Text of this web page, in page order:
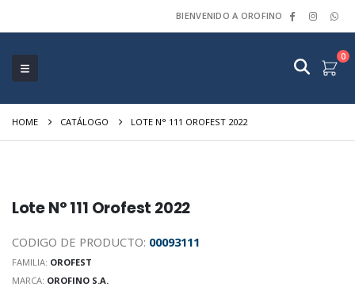
BIENVENIDO A OROFINO
0
HOME CATÁLOGO LOTE N° 111 OROFEST 2022
Lote N° 111 Orofest 2022
CODIGO DE PRODUCTO: 00093111
FAMILIA: OROFEST
MARCA: OROFINO S.A.